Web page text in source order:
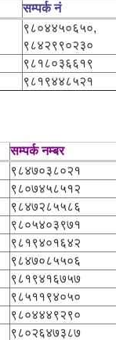
सम्पर्क नं
९८०४४५०६५०,
९८४२९९०२३०
९८१८०३६६१९
९८१९४४८५२१
सम्पर्क नम्बर
९८४७०३८०२१
९८०७४५८५१२
९८४७२८५५८६
९८०५४०३९७१
९८१९४०१६४२
९८४७०८५५०६
९८१९४१६७५७
९८५११९४०५०
९८०४४४९२९०
९८०२६४७३८७